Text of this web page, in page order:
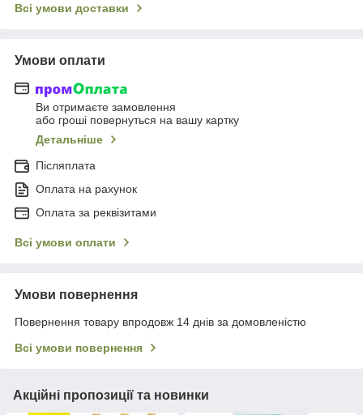
Всі умови доставки
Умови оплати
Ви отримаєте замовлення
або гроші повернуться на вашу картку
Детальніше
Післяплата
Оплата на рахунок
Оплата за реквізитами
Всі умови оплати
Умови повернення
Повернення товару впродовж 14 днів за домовленістю
Всі умови повернення
Акційні пропозиції та новинки